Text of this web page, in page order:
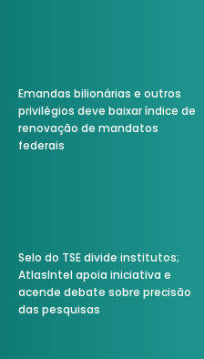
Emandas bilionárias e outros
privilégios deve baixar índice de
renovação de mandatos
federais
Selo do TSE divide institutos;
AtlasIntel apoia iniciativa e
acende debate sobre precisão
das pesquisas